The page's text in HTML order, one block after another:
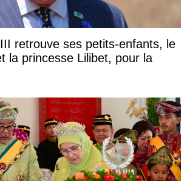
retrouve ses petits-enfants, le
la princesse Lilibet, pour la